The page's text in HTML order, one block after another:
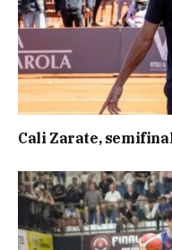
Cali Zarate,